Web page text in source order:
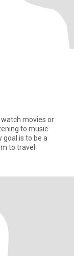
watch movies or
to music
goal is to be a
to travel